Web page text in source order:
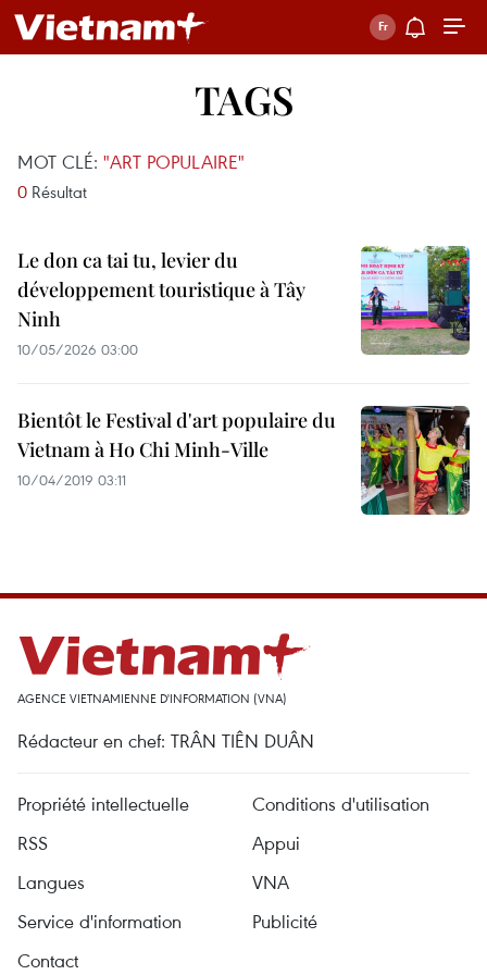
TAGS
MOT CLÉ: "ART POPULAIRE"
0 Résultat
Le don ca tai tu, levier du
développement touristique à Tây
Ninh
10/05/2026 03:00
Bientôt le Festival d'art populaire du
Vietnam à Ho Chi Minh-Ville
10/04/2019 03:11
AGENCE VIETNAMIENNE D'INFORMATION (VNA)
Rédacteur en chef: TRÂN TIÊN DUÂN
Propriété intellectuelle
Conditions d'utilisation
RSS
Appui
Langues
VNA
Service d'information
Publicité
Contact